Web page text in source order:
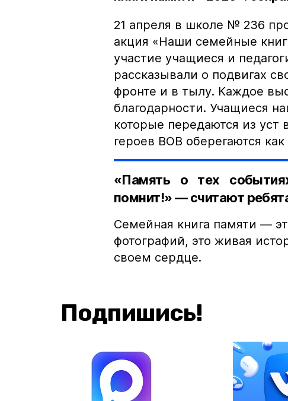
21 апреля в школе № 236
акция «Наши семейные
участие учащиеся и
рассказывали о подвигах
фронте и в тылу. Каждое
благодарности. Учащиеся
которые передаются из уст
героев ВОВ оберегаются
«Память о тех
помнит!» — считают
Семейная книга памяти —
фотографий, это живая
своем сердце.
Подпишись!